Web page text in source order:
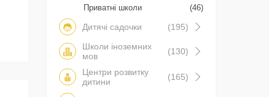
Приватні школи
(46)
Дитячі садочки
(195)
Школи іноземних
мов
(130)
Центри розвитку
дитини
(165)